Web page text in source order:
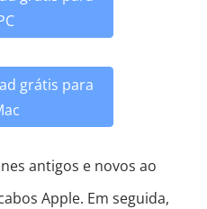
grátis para
antigos e novos ao
Apple. Em seguida,